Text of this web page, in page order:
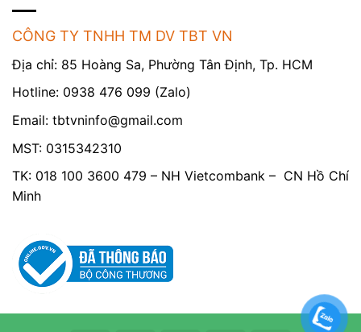
CÔNG TY TNHH TM DV TBT VN
Địa chỉ: 85 Hoàng Sa, Phường Tân Định, Tp. HCM
Hotline: 0938 476 099 (Zalo)
Email: tbtvninfo@gmail.com
MST: 0315342310
TK: 018 100 3600 479 – NH Vietcombank – CN Hồ Chí
Minh